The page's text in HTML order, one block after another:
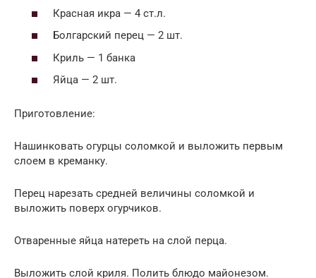
Красная икра — 4 ст.л.
Болгарский перец — 2 шт.
Криль — 1 банка
Яйца — 2 шт.
Приготовление:
Нашинковать огурцы соломкой и выложить первым
слоем в креманку.
Перец нарезать средней величины соломкой и
выложить поверх огурчиков.
Отваренные яйца натереть на слой перца.
Выложить слой криля. Полить блюдо майонезом.